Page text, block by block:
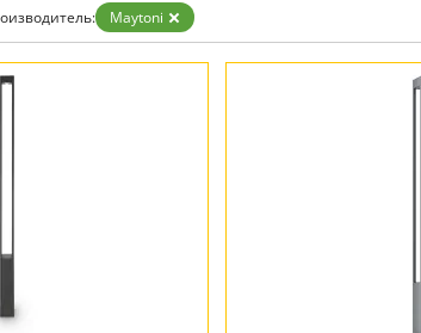
Золото
Прозрачные
Хром
Maytoni